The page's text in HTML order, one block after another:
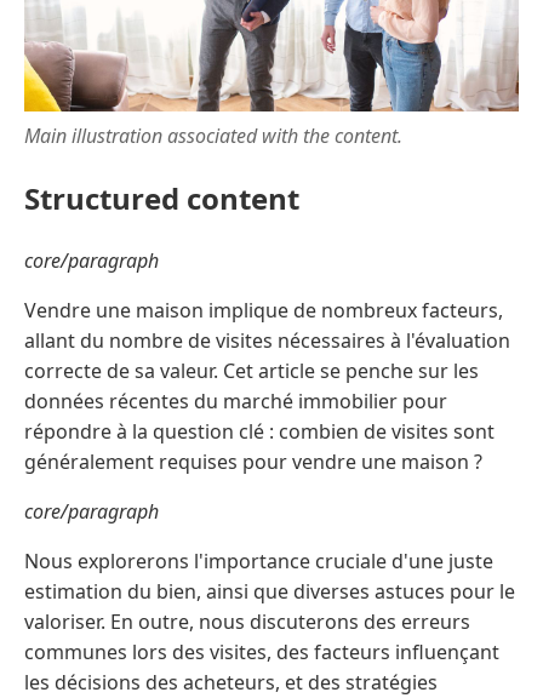
Main illustration associated with the content.
Structured content
core/paragraph
Vendre une maison implique de nombreux facteurs,
allant du nombre de visites nécessaires à l'évaluation
correcte de sa valeur. Cet article se penche sur les
données récentes du marché immobilier pour
répondre à la question clé : combien de visites sont
généralement requises pour vendre une maison ?
core/paragraph
Nous explorerons l'importance cruciale d'une juste
estimation du bien, ainsi que diverses astuces pour le
valoriser. En outre, nous discuterons des erreurs
communes lors des visites, des facteurs influençant
les décisions des acheteurs, et des stratégies